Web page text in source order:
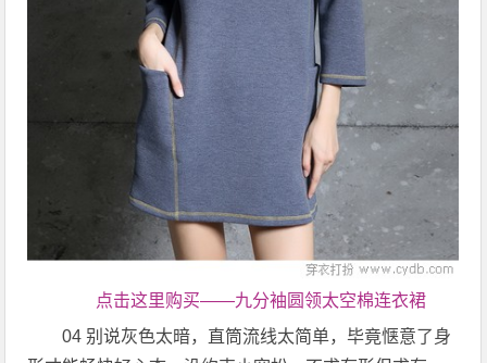
点击这里购买——九分袖圆领太空棉连衣裙
04 别说灰色太暗，直筒流线太简单，毕竟惬意了身